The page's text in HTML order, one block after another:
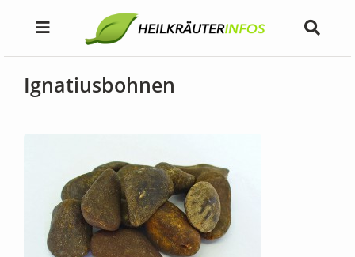
Ignatiusbohnen